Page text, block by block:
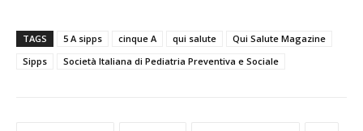
TAGS 5 A sipps cinque A qui salute
Qui Salute Magazine
Sipps
Società Italiana di Pediatria Preventiva e Sociale